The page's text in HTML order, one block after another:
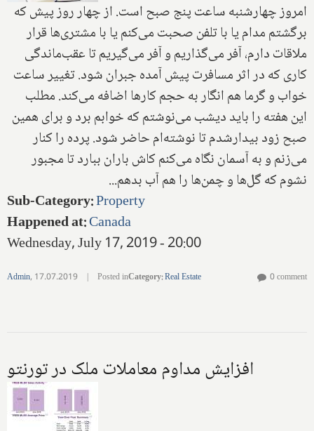
امروز چهارشنبه ساعت پنج صبح است. از چهار روز پيش كه
برگشتم مدام يا با تلفن صحبت مى‌كنم يا با مشترى‌ها قرار
ملاقات دارم‌، آفر مى‌گذاريم و آفر مى‌گيريم تا عقب‌ماندگى
كارى كه در اثر مسافرت پيش آمده جبران شود. تغيير ساعت
خواب و گرما هم انگار به حجم كارها اضافه مى‌كند. مطلب
اين هفته را بايد ديشب مى‌نوشتم كه خوابم برد و براى همين
صبح زود بيدارشدم تا نوشته‌ام حاضر شود. پرده را كنار
مى‌زنم و به آسمان نگاه مى‌كنم كاش باران ببارد تا مجبور
نشوم كه گل‌ها و چمن‌ها را هم آب بدهم...
Sub-Category:Property
Happened at:Canada
Wednesday, July 17, 2019 - 20:00
Admin, 17.07.2019 | Posted inCategory:Real Estate 0 comment
افزايش مداوم معاملات ملک در تورنتو